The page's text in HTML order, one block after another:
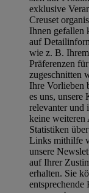
exklusive
Creuset
Ihnen gefallen
auf
wie z. B.
Präferenzen
zugeschnitten
Ihre Vorlieben
es uns, unsere
relevanter und
keine weiteren
Statistiken
Links mithilfe
unsere
auf Ihrer
erhalten. Sie